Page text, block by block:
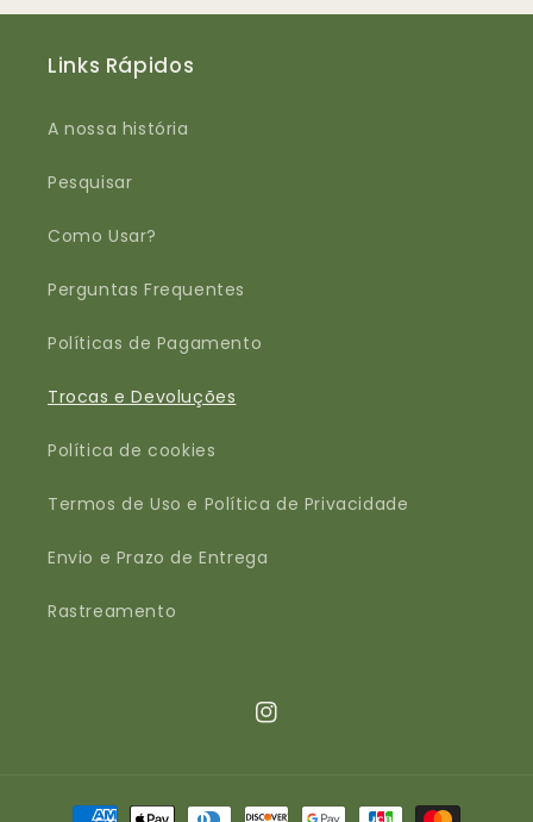
Links Rápidos
A nossa história
Pesquisar
Como Usar?
Perguntas Frequentes
Políticas de Pagamento
Trocas e Devoluções
Política de cookies
Termos de Uso e Política de Privacidade
Envio e Prazo de Entrega
Rastreamento
Instagram
Formas